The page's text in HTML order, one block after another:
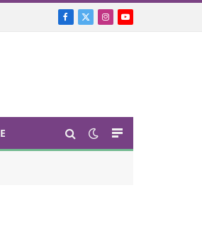
Facebook
X
Instagram
YouTube